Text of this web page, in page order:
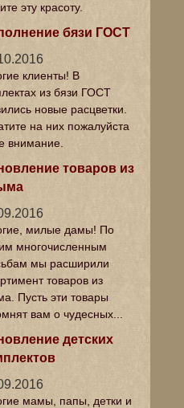
эту красоту.
бязи ГОСТ
клиенты! В
из бязи ГОСТ
новые расцветки.
на них пожалуйста
внимание.
товаров из
милые дамы! По
многочисленным
мы расширили
товаров из
Пусть эти товары
вам о чудесных...
детских
мамы, папы, детки и